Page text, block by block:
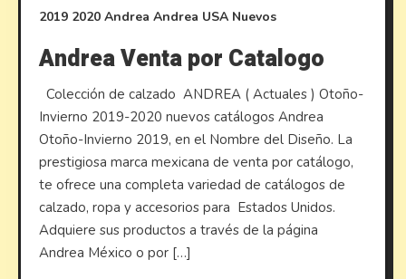
2019 2020 Andrea Andrea USA Nuevos
Andrea Venta por Catalogo
Colección de calzado ANDREA ( Actuales ) Otoño-
Invierno 2019-2020 nuevos catálogos Andrea
Otoño-Invierno 2019, en el Nombre del Diseño. La
prestigiosa marca mexicana de venta por catálogo,
te ofrece una completa variedad de catálogos de
calzado, ropa y accesorios para Estados Unidos.
Adquiere sus productos a través de la página
Andrea México o por […]